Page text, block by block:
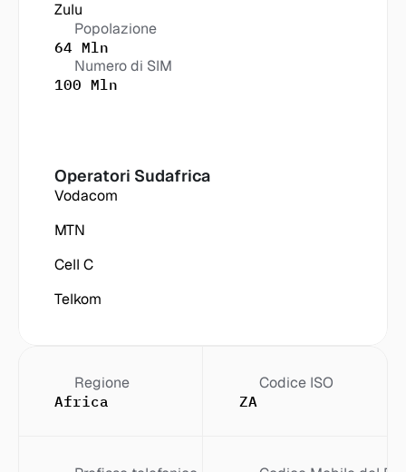
Zulu
Popolazione
64 Mln
Numero di SIM
100 Mln
Operatori Sudafrica
Vodacom
MTN
Cell C
Telkom
Regione
Africa
Codice ISO
ZA